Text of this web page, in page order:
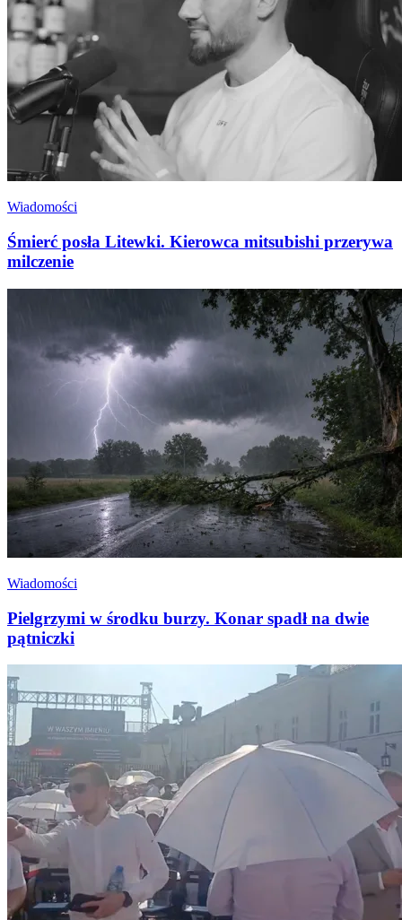
Wiadomości
Śmierć posła Litewki. Kierowca mitsubishi przerywa
milczenie
Wiadomości
Pielgrzymi w środku burzy. Konar spadł na dwie
pątniczki